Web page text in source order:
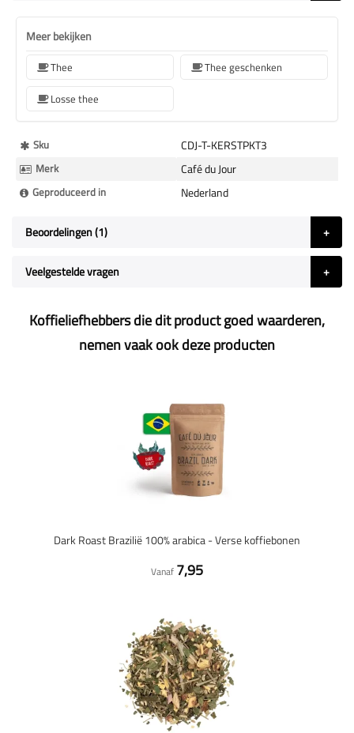
Meer bekijken
Thee
Thee geschenken
Losse thee
Meer
Informatie
Sku CDJ-T-KERSTPKT3
Merk Café du Jour
Geproduceerd in Nederland
Beoordelingen 1
Veelgestelde vragen
Koffieliefhebbers die dit product goed waarderen,
nemen vaak ook deze producten
Dark Roast Brazilië 100% arabica - Verse koffiebonen
Vanaf 7,95